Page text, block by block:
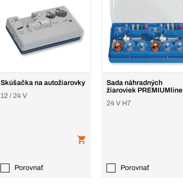
Skúšačka na autožiarovky
12 / 24 V
Porovnať
Sada náhradných
žiaroviek PREMIUMline
24 V H7
Porovnať